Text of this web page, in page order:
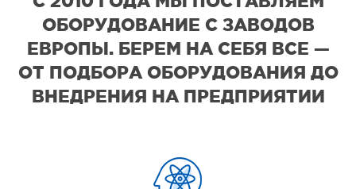
ОБОРУДОВАНИЕ С ЗАВОДОВ
ЕВРОПЫ. БЕРЕМ НА СЕБЯ ВСЕ —
ОТ ПОДБОРА ОБОРУДОВАНИЯ ДО
ВНЕДРЕНИЯ НА ПРЕДПРИЯТИИ